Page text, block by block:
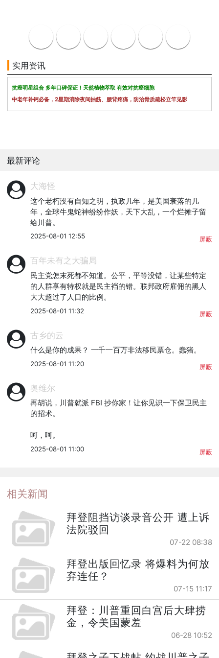
实用资讯
抗癌明星组合 多年口碑保证！天然植物萃取 有效对抗癌细胞
中老年补钙必备，2星期消除夜间抽筋、腰背疼痛，防治骨质疏松立竿见影
最新评论
大海怪
这个老朽没有自知之明，执政几年，是美国衰落的几
年，全球牛鬼蛇神纷纷作妖，天下大乱，一个烂摊子留
给川普。
2025-08-01 12:55 屏蔽
百年未有之大骗局
民主党怎末死都不知道。公平，平等没错，让某些特定
的人群享有特权就是民主裆的错。联邦政府雇佣的黑人
大大超过了人口的比例。
2025-08-01 11:32 屏蔽
古乡的云
什么是你的成果？ 一千一百万非法移民票仓。蠢猪。
2025-08-01 11:20 屏蔽
奥维尔
再胡说，川普就派 FBI 抄你家！让你见识一下保卫民主
的招术。
呵，呵。
2025-08-01 11:00 屏蔽
相关新闻
拜登阻挡访谈录音公开 遭上诉
法院驳回
07-22 08:38
拜登出版回忆录 将爆料为何放
弃连任？
07-15 11:17
拜登：川普重回白宫后大肆捞
金，令美国蒙羞
06-28 10:52